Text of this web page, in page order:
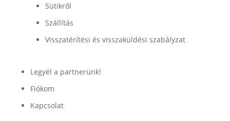
Sütikről
Szállítás
Visszatérítési és visszaküldési szabályzat
Legyél a partnerünk!
Fiókom
Kapcsolat